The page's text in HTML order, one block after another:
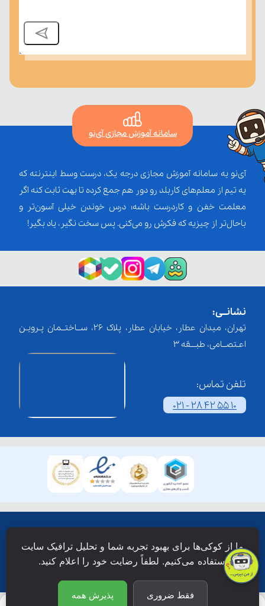
سامانه آموزش مجازی آی‌نو
آی‌نو یه سامانه آموزش مجازی درجه یک، درست وسط اینترنته که
یه تیم از معلم‌‌های کاربلد رو دور هم جمع کرده تا بهت ثابت کنه اگر
معلمت خفن و کاردرست باشه؛ درس خوندن خیلی آسون‌تر و
باحال‌تر از چیزیه که فکرش رو می‌کنی. پس سخت نگیر، یاد بگیر!
نشانــی:
تهران، میدان عطار، خیابان عطار، پلاک 26، ســاختــمان پـرویـن
اعـتصــامی، طبـــقه 3
تلفن تماس:
021 - 28 42 55 10
دانش نویان محفوظ است.
ما از کوکی‌ها برای بهبود تجربه شما و تحلیل ترافیک سایت
استفاده می‌کنیم. لطفاً رضایت خود را اعلام کنید.
فقط ضروری پذیرش همه